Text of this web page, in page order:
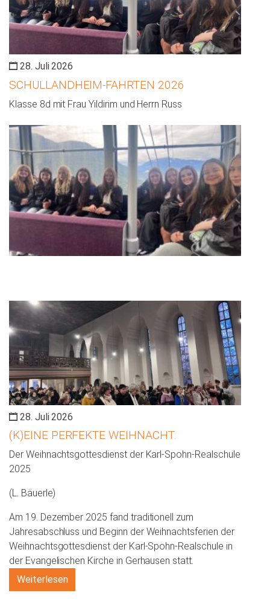
28. Juli 2026
SCHULLANDHEIM-FAHRTEN 2026
Klasse 8d mit Frau Yildirim und Herrn Russ
28. Juli 2026
(K)EINE PERFEKTE WEIHNACHT.
Der Weihnachtsgottesdienst der Karl-Spohn-Realschule
2025
(L. Bäuerle)
Am 19. Dezember 2025 fand traditionell zum
Jahresabschluss und Beginn der Weihnachtsferien der
Weihnachtsgottesdienst der Karl-Spohn-Realschule in
der Evangelischen Kirche in Gerhausen statt.
Weiterlesen